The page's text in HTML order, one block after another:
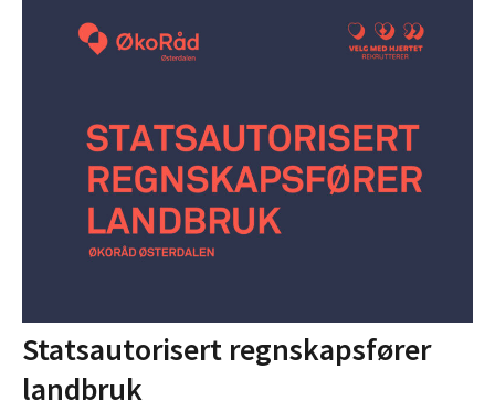
Statsautorisert regnskapsfører
landbruk